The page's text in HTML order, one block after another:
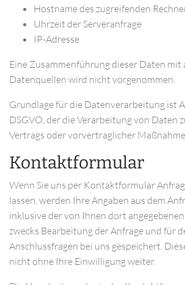
Hostname des zugreifenden
Uhrzeit der Serveranfrage
IP-Adresse
Eine Zusammenführung dieser Daten mit
Datenquellen wird nicht vorgenommen.
Grundlage für die Datenverarbeitung ist
DSGVO, der die Verarbeitung von Daten
Vertrags oder vorvertraglicher
Kontaktformular
Wenn Sie uns per Kontaktformular
lassen, werden Ihre Angaben aus dem
inklusive der von Ihnen dort
zwecks Bearbeitung der Anfrage und für
Anschlussfragen bei uns gespeichert.
nicht ohne Ihre Einwilligung weiter.